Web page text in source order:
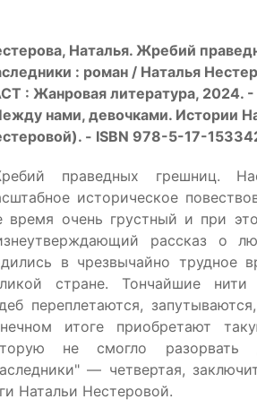
Наталья. Жребий
: роман / Наталья
: Жанровая литература, 2024.
нами, девочками. Истории
- ISBN 978-5-17-
праведных грешниц.
историческое
время очень грустный и при
рассказ о
в чрезвычайно трудное
стране. Тончайшие нити
переплетаются,
итоге приобретают
не смогло разорвать
— четвертая,
Натальи Нестеровой.